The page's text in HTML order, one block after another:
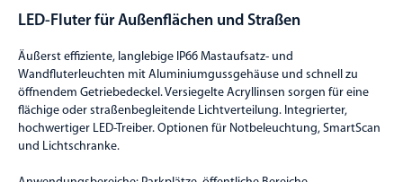
LED-Fluter für Außenflächen und Straßen
Äußerst effiziente, langlebige IP66 Mastaufsatz- und
Wandfluterleuchten mit Aluminiumgussgehäuse und schnell zu
öffnendem Getriebedeckel. Versiegelte Acryllinsen sorgen für eine
flächige oder straßenbegleitende Lichtverteilung. Integrierter,
hochwertiger LED-Treiber. Optionen für Notbeleuchtung, SmartScan
und Lichtschranke.